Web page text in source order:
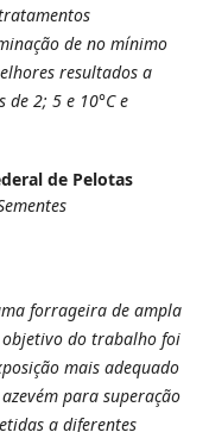
de no mínimo
resultados a
2; 5 e 10°C e
de Pelotas
forrageira de ampla
objetivo do trabalho foi
mais adequado
para superação
a diferentes